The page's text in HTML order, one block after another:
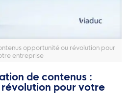
opportunité ou révolution pour
entreprise
de contenus :
pour votre